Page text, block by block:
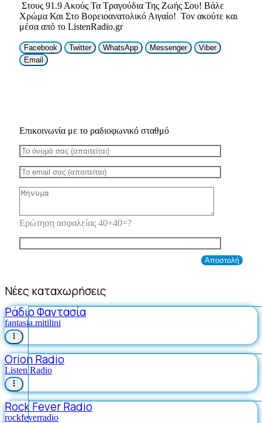
Στους 91.9 Ακούς Τα Τραγούδια Της Ζωής Σου! Βάλε
Χρώμα Και Στο Βορειοανατολικό Αιγαίο! Τον ακούτε και
μέσα από το ListenRadio.gr
Facebook Twitter WhatsApp Messenger
Viber
Email
Επικοινωνία με το ραδιοφωνικό σταθμό
Ερώτηση ασφαλείας 40+40=?
Νέες καταχωρήσεις
Ράδιο Φαντασία
fantasia.mitilini
Orion Radio
Listen Radio
Rock Fever Radio
rockfeverradio